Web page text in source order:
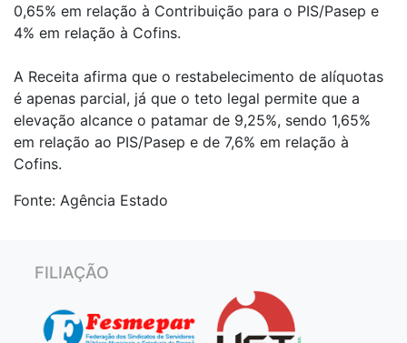
0,65% em relação à Contribuição para o PIS/Pasep e
4% em relação à Cofins.
A Receita afirma que o restabelecimento de alíquotas
é apenas parcial, já que o teto legal permite que a
elevação alcance o patamar de 9,25%, sendo 1,65%
em relação ao PIS/Pasep e de 7,6% em relação à
Cofins.
Fonte: Agência Estado
FILIAÇÃO